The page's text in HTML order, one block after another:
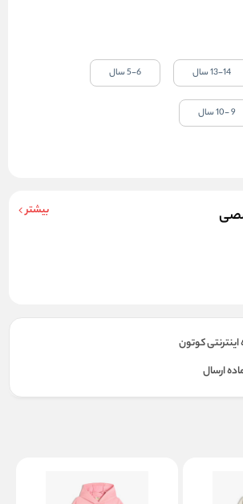
بیشتر
کوتون
ارسال
13-14 سال 5-6 سال
9 -10 سال